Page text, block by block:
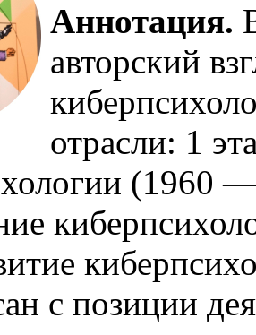
Аннотация.
авторский
отрасли: 1
(1960
с позиции